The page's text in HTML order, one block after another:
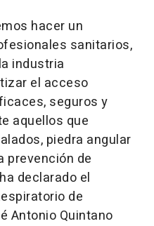
hacer un
sanitarios,
industria
el acceso
seguros y
aquellos que
piedra angular
prevención de
declarado el
de
Antonio Quintano